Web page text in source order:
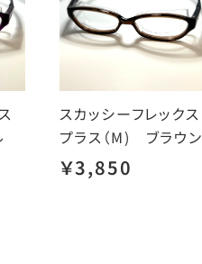
スカッシーフレックス
プラス（M) ブラウン
￥3,850